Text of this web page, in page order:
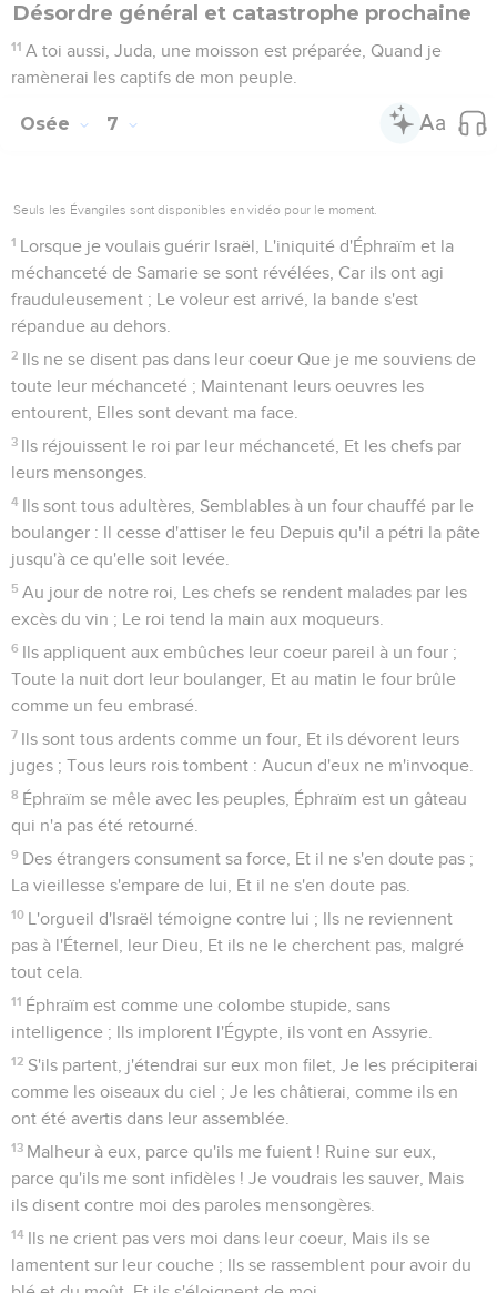
Désordre général et catastrophe prochaine
11 A toi aussi, Juda, une moisson est préparée, Quand je
ramènerai les captifs de mon peuple.
Osée 7
Seuls les Évangiles sont disponibles en vidéo pour le moment.
1 Lorsque je voulais guérir Israël, L'iniquité d'Éphraïm et la
méchanceté de Samarie se sont révélées, Car ils ont agi
frauduleusement ; Le voleur est arrivé, la bande s'est
répandue au dehors.
2 Ils ne se disent pas dans leur coeur Que je me souviens de
toute leur méchanceté ; Maintenant leurs oeuvres les
entourent, Elles sont devant ma face.
3 Ils réjouissent le roi par leur méchanceté, Et les chefs par
leurs mensonges.
4 Ils sont tous adultères, Semblables à un four chauffé par le
boulanger : Il cesse d'attiser le feu Depuis qu'il a pétri la pâte
jusqu'à ce qu'elle soit levée.
5 Au jour de notre roi, Les chefs se rendent malades par les
excès du vin ; Le roi tend la main aux moqueurs.
6 Ils appliquent aux embûches leur coeur pareil à un four ;
Toute la nuit dort leur boulanger, Et au matin le four brûle
comme un feu embrasé.
7 Ils sont tous ardents comme un four, Et ils dévorent leurs
juges ; Tous leurs rois tombent : Aucun d'eux ne m'invoque.
8 Éphraïm se mêle avec les peuples, Éphraïm est un gâteau
qui n'a pas été retourné.
9 Des étrangers consument sa force, Et il ne s'en doute pas ;
La vieillesse s'empare de lui, Et il ne s'en doute pas.
10 L'orgueil d'Israël témoigne contre lui ; Ils ne reviennent
pas à l'Éternel, leur Dieu, Et ils ne le cherchent pas, malgré
tout cela.
11 Éphraïm est comme une colombe stupide, sans
intelligence ; Ils implorent l'Égypte, ils vont en Assyrie.
12 S'ils partent, j'étendrai sur eux mon filet, Je les précipiterai
comme les oiseaux du ciel ; Je les châtierai, comme ils en
ont été avertis dans leur assemblée.
13 Malheur à eux, parce qu'ils me fuient ! Ruine sur eux,
parce qu'ils me sont infidèles ! Je voudrais les sauver, Mais
ils disent contre moi des paroles mensongères.
14 Ils ne crient pas vers moi dans leur coeur, Mais ils se
lamentent sur leur couche ; Ils se rassemblent pour avoir du